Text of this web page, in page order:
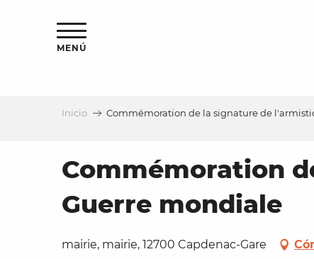
MENÚ
Inicio Commémoration de la signature de
Commémoration
Guerre mondiale
mairie, mairie, 12700 Capdenac-Gare